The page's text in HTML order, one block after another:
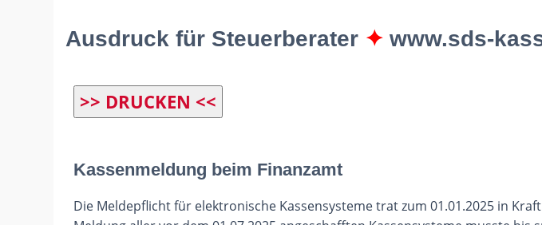
Ausdruck für Steuerberater ✦ www.sds-
>> DRUCKEN <<
Kassenmeldung beim Finanzamt
Die Meldepflicht für elektronische Kassensysteme trat zum 01.01.2025 in